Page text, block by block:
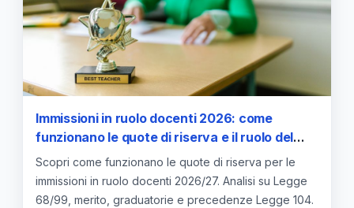
Immissioni in ruolo docenti 2026: come
funzionano le quote di riserva e il ruolo del
merito
Scopri come funzionano le quote di riserva per le
immissioni in ruolo docenti 2026/27. Analisi su Legge
68/99, merito, graduatorie e precedenze Legge 104.